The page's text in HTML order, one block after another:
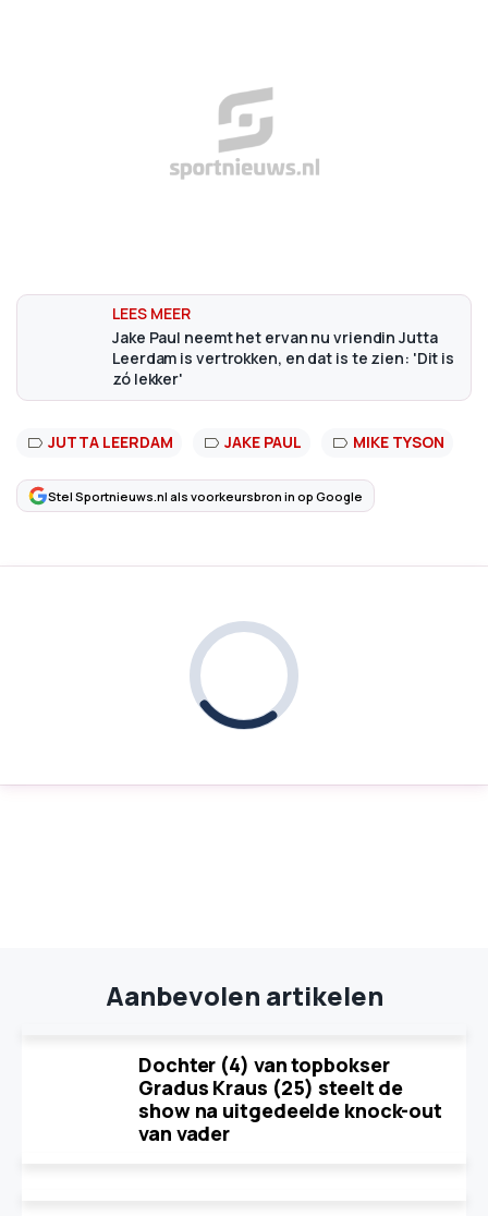
Jake Paul neemt het ervan nu vriendin Jutta
Leerdam is vertrokken, en dat is te zien: 'Dit is
zó lekker'
JUTTA LEERDAM JAKE PAUL MIKE TYSON
Stel Sportnieuws.nl als voorkeursbron in op Google
Aanbevolen artikelen
Dochter (4) van topbokser
Gradus Kraus (25) steelt de
show na uitgedeelde knock-out
van vader